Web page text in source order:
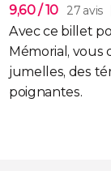
9,60/ 10 27 avis
Avec ce billet
Mémorial , vous
jumelles, des
poignantes.